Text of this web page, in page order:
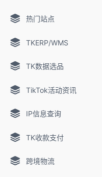
热门站点
TKERP/WMS
TK数据选品
TikTok活动资讯
IP信息查询
TK收款支付
跨境物流